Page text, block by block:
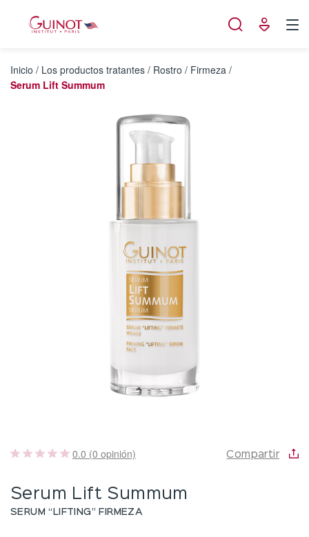
Inicio / Los productos tratantes / Rostro / Firmeza /
Serum Lift Summum
0.0 (0 opinión) Compartir
Serum Lift Summum
SERUM “LIFTING” FIRMEZA